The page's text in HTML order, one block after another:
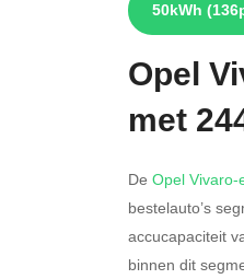
50kWh
Opel
met
De Opel Vivaro-
bestelauto’s
accucapaciteit
binnen dit